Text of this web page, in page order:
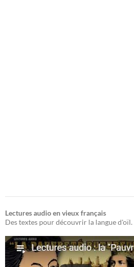
Lectures audio en vieux français
Des textes pour découvrir la langue d'oïl.